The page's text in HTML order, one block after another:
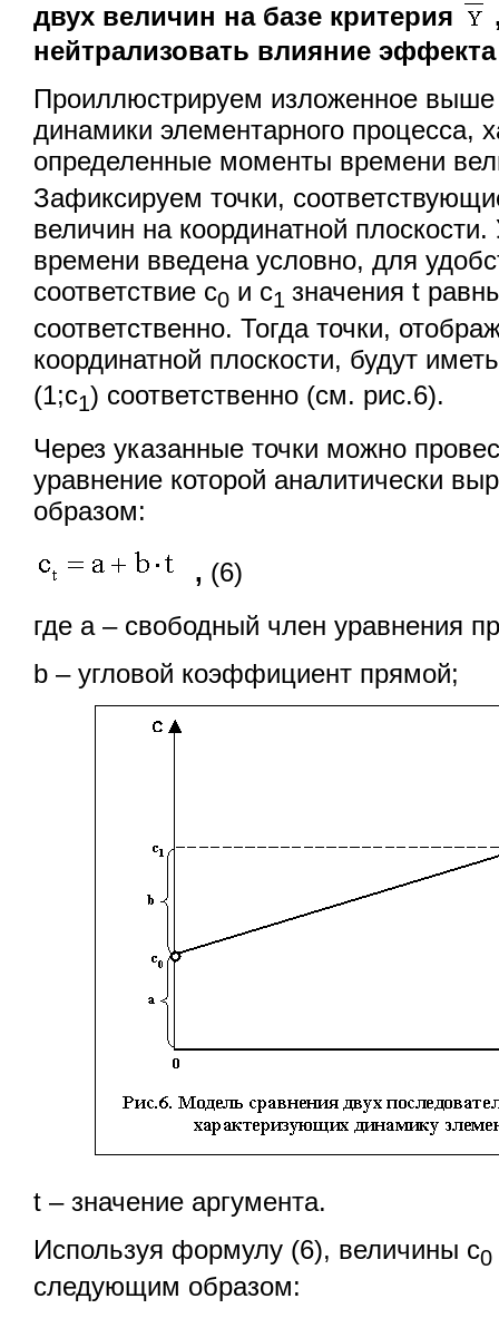
двух величин на базе критерия
нейтрализовать влияние
Проиллюстрируем изложенное
динамики элементарного процесса,
определенные моменты времени
Зафиксируем точки,
величин на координатной
времени введена условно, для
соответствие с0 и с1значения t
соответственно. Тогда точки,
координатной плоскости, будут
(1;с1) соответственно (см. рис.6).
Через указанные точки можно
уравнение которой аналитически
образом:
, (6)
где а – свободный член уравнения
b – угловой коэффициент прямой;
t – значение аргумента.
Используя формулу (6), величины с0
следующим образом: